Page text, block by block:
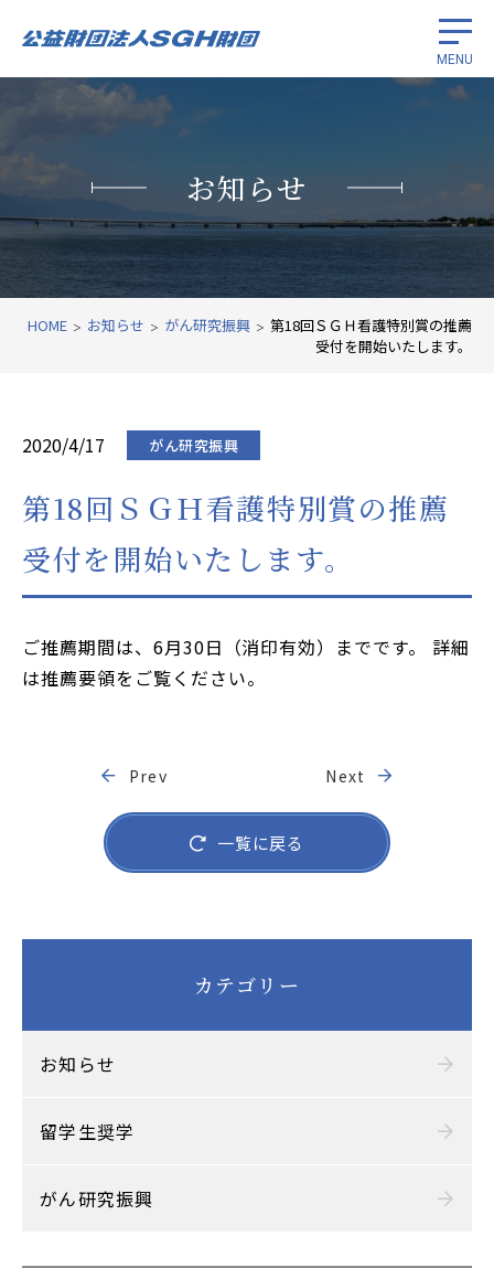
MENU
留学生奨学
がん研究振興
国際経済協力
財団紹介
JP EN
本サイトのご利用について
サイトマップ
お知らせ
HOME お知らせ がん研究振興
第18回ＳＧＨ看護特別賞の推薦
受付を開始いたします。
2020/4/17 がん研究振興
第18回ＳＧＨ看護特別賞の推薦
受付を開始いたします。
ご推薦期間は、6月30日（消印有効）までです。 詳細
は推薦要領をご覧ください。
Prev
一覧に戻る
Next
カテゴリー
お知らせ
留学生奨学
がん研究振興